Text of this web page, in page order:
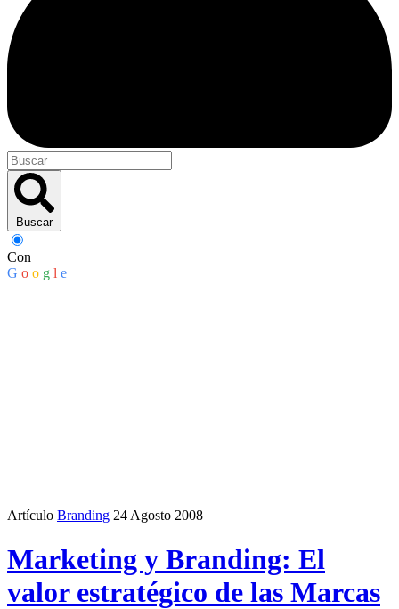
Buscar
Con
G o o g l e
Artículo Branding 24 Agosto 2008
Marketing y Branding: El
valor estratégico de las Marcas